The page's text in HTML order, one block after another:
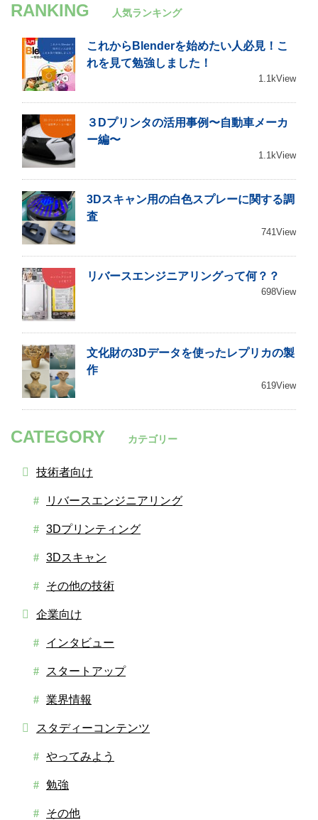
RANKING 人気ランキング
これからBlenderを始めたい人必見！こ
れを見て勉強しました！
1.1kView
３Dプリンタの活用事例〜自動車メーカ
ー編〜
1.1kView
3Dスキャン用の白色スプレーに関する調
査
741View
リバースエンジニアリングって何？？
698View
文化財の3Dデータを使ったレプリカの製
作
619View
CATEGORY カテゴリー
技術者向け
リバースエンジニアリング
3Dプリンティング
3Dスキャン
その他の技術
企業向け
インタビュー
スタートアップ
業界情報
スタディーコンテンツ
やってみよう
勉強
その他